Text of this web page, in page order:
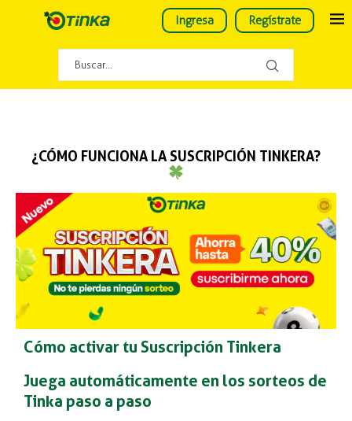
Ingresa Regístrate
¿CÓMO FUNCIONA LA SUSCRIPCIÓN TINKERA?
Cómo activar tu Suscripción Tinkera
Juega automáticamente en los sorteos de
Tinka paso a paso